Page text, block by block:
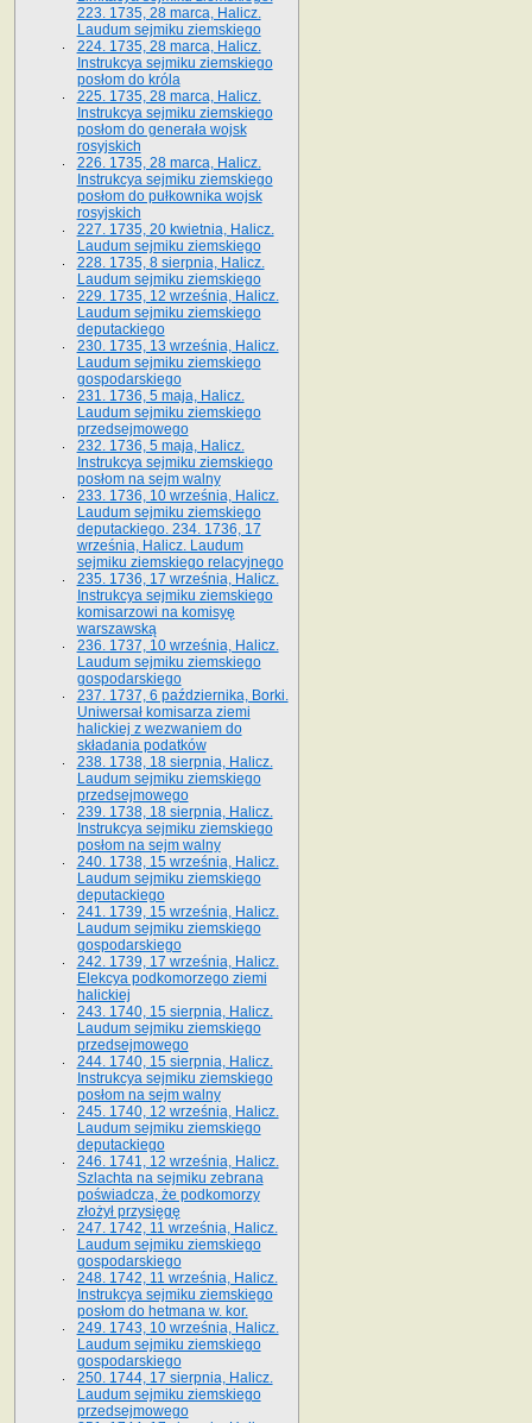
223. 1735, 28 marca, Halicz.
Laudum sejmiku ziemskiego
224. 1735, 28 marca, Halicz.
Instrukcya sejmiku ziemskiego
posłom do króla
225. 1735, 28 marca, Halicz.
Instrukcya sejmiku ziemskiego
posłom do generała wojsk
rosyjskich
226. 1735, 28 marca, Halicz.
Instrukcya sejmiku ziemskiego
posłom do pułkownika wojsk
rosyjskich
227. 1735, 20 kwietnia, Halicz.
Laudum sejmiku ziemskiego
228. 1735, 8 sierpnia, Halicz.
Laudum sejmiku ziemskiego
229. 1735, 12 września, Halicz.
Laudum sejmiku ziemskiego
deputackiego
230. 1735, 13 września, Halicz.
Laudum sejmiku ziemskiego
gospodarskiego
231. 1736, 5 maja, Halicz.
Laudum sejmiku ziemskiego
przedsejmowego
232. 1736, 5 maja, Halicz.
Instrukcya sejmiku ziemskiego
posłom na sejm walny
233. 1736, 10 września, Halicz.
Laudum sejmiku ziemskiego
deputackiego. 234. 1736, 17
września, Halicz. Laudum
sejmiku ziemskiego relacyjnego
235. 1736, 17 września, Halicz.
Instrukcya sejmiku ziemskiego
komisarzowi na komisyę
warszawską
236. 1737, 10 września, Halicz.
Laudum sejmiku ziemskiego
gospodarskiego
237. 1737, 6 października, Borki.
Uniwersał komisarza ziemi
halickiej z wezwaniem do
składania podatków
238. 1738, 18 sierpnia, Halicz.
Laudum sejmiku ziemskiego
przedsejmowego
239. 1738, 18 sierpnia, Halicz.
Instrukcya sejmiku ziemskiego
posłom na sejm walny
240. 1738, 15 września, Halicz.
Laudum sejmiku ziemskiego
deputackiego
241. 1739, 15 września, Halicz.
Laudum sejmiku ziemskiego
gospodarskiego
242. 1739, 17 września, Halicz.
Elekcya podkomorzego ziemi
halickiej
243. 1740, 15 sierpnia, Halicz.
Laudum sejmiku ziemskiego
przedsejmowego
244. 1740, 15 sierpnia, Halicz.
Instrukcya sejmiku ziemskiego
posłom na sejm walny
245. 1740, 12 września, Halicz.
Laudum sejmiku ziemskiego
deputackiego
246. 1741, 12 września, Halicz.
Szlachta na sejmiku zebrana
poświadcza, że podkomorzy
złożył przysięgę
247. 1742, 11 września, Halicz.
Laudum sejmiku ziemskiego
gospodarskiego
248. 1742, 11 września, Halicz.
Instrukcya sejmiku ziemskiego
posłom do hetmana w. kor.
249. 1743, 10 września, Halicz.
Laudum sejmiku ziemskiego
gospodarskiego
250. 1744, 17 sierpnia, Halicz.
Laudum sejmiku ziemskiego
przedsejmowego